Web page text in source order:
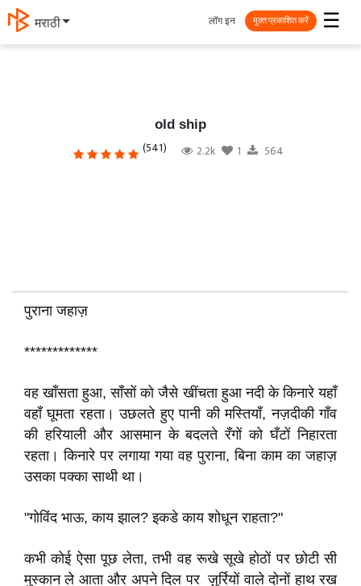
मराठी ☰
लॉग इन मुक्त प्रकाशित करें
old ship
(541) 2.2k 1 564
पुराना जहाज़
*************
वह खाँसता हुआ, साँसों को जैसे खींचता हुआ नदी के किनारे यहाँ
वहाँ घूमता रहता। उछलते हुए पानी की मस्तियाँ, नज़दीकी गाँव
की हरियाली और आसमान के बदलते रँगों को घँटों निहारता
रहता। किनारे पर लगाया गया वह पुराना, बिना काम का जहाज़
उसका पक्का साथी था।
"गोविंद भाऊ, काय झाल? इकडे काय शोधून राहता?"
कभी कोई ऐसा पूछ लेता, तभी वह रूखे सूखे होठों पर छोटी सी
मुस्कान ले आता और अपने दिल पर ज़ुर्रियों वाले दोनों हाथ रख